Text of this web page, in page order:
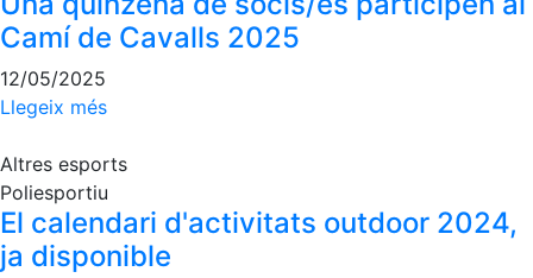
professionals
Competicions
Campionat
Social de
Quadres
de Joc
Quadre
d'Honor
Camí de Cavalls 2025
12/05/2025
Llegeix més
Altres esports
Poliesportiu
El calendari d'activitats outdoor 2024,
ja disponible